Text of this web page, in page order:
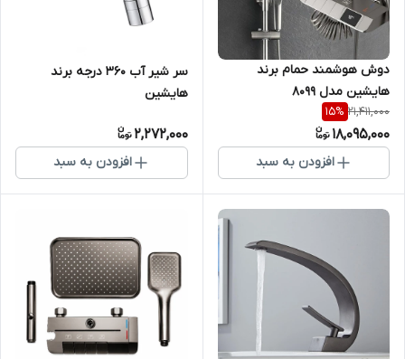
دوش هوشمند حمام برند
هایشین مدل 8099
21,411,000
15%
18,095,000
افزودن به سبد
سر شیر آب 360 درجه برند
هایشین
2,272,000
افزودن به سبد